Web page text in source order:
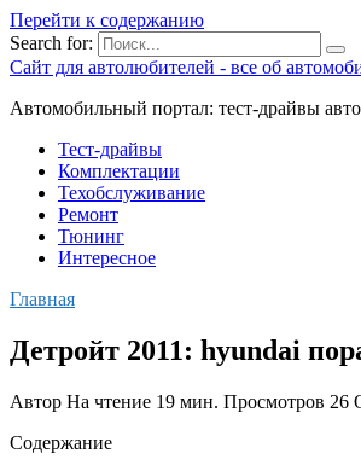
Перейти к содержанию
Search for:
Сайт для автолюбителей - все об
Автомобильный портал: тест-драйвы
Тест-драйвы
Комплектации
Техобслуживание
Ремонт
Тюнинг
Интересное
Главная
Детройт 2011: hyundai
Автор На чтение 19 мин. Просмотров 26
Содержание